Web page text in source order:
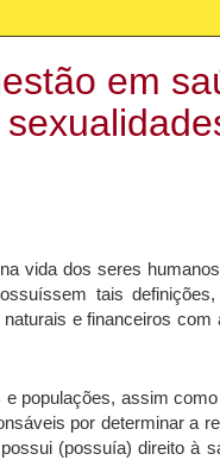
em
vida dos seres
tais
e financeiros com
populações, assim
por determinar a
(possuía) direito à